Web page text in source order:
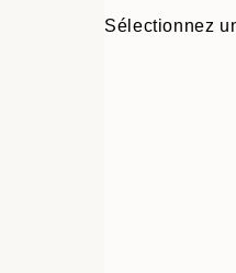
Sélectionnez